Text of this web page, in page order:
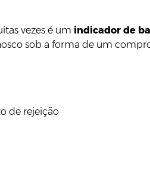
vezes é um indicador de
sob a forma de um
de rejeição